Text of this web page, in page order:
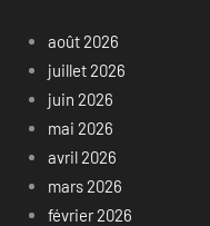
août 2026
juillet 2026
juin 2026
mai 2026
avril 2026
mars 2026
février 2026